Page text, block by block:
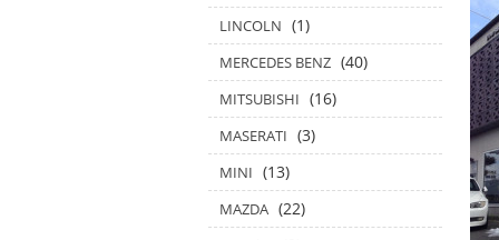
LINCOLN (1)
MERCEDES BENZ (40)
MITSUBISHI (16)
MASERATI (3)
MINI (13)
MAZDA (22)